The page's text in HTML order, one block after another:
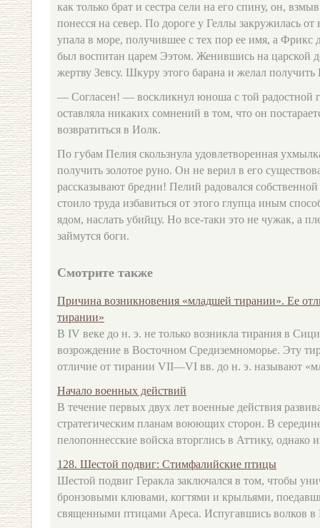
как только брат и сестра сели на его спину, он,
понесся на север. По дороге у Геллы закружилась
упала в море, получившее с тех пор ее имя, а Фрикс
был воспитан царем Ээтом. Женившись на царской
жертву Зевсу. Шкуру этого барана и желал
— Согласен! — воскликнул юноша с той радостной
оставляла никаких сомнений в том, что он
возвратиться в Иолк.
По губам Пелия скользнула удовлетворенная
получить золотое руно. Он не верил в его
рассказывают бредни! Пелий радовался
стоило труда избавиться от этого глупца иным
ядом, наслать убийцу. Но все-таки это не чужак, а
займутся боги.
Смотрите также
Причина возникновения «младшей тирании». Ее
тирании»
В IV веке до н. э. не только возникла тирания в
возрождение в Восточном Средиземноморье. Эту
отличие от тирании VII—VI вв. до н. э. называют
Начало военных действий
В течение первых двух лет военные действия
стратегическим планам воюющих сторон. В
пелопоннесские войска вторглись в Аттику, однако
128. Шестой подвиг: Стимфалийские птицы
Шестой подвиг Геракла заключался в том, чтобы
бронзовыми клювами, когтями и крыльями,
священными птицами Ареса. Испугавшись волков в